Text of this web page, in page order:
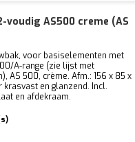
voudig AS500 creme (AS
voor basiselementen met
A-range (zie lijst met
AS 500, crème. Afm.: 156 x 85 x
en glanzend. Incl.
en afdekraam.